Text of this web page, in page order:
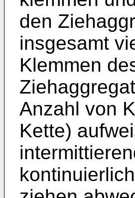
den
insgesamt
Klemmen
Anzahl von
Kette)